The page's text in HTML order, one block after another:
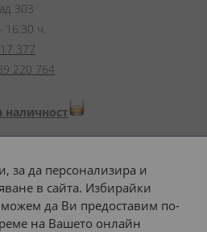
303
16:30 ч.
377
220 764
наличност
на плащане:
за да персонализира и
в сайта. Избирайки
можем да Ви предоставим по-
на Вашето онлайн